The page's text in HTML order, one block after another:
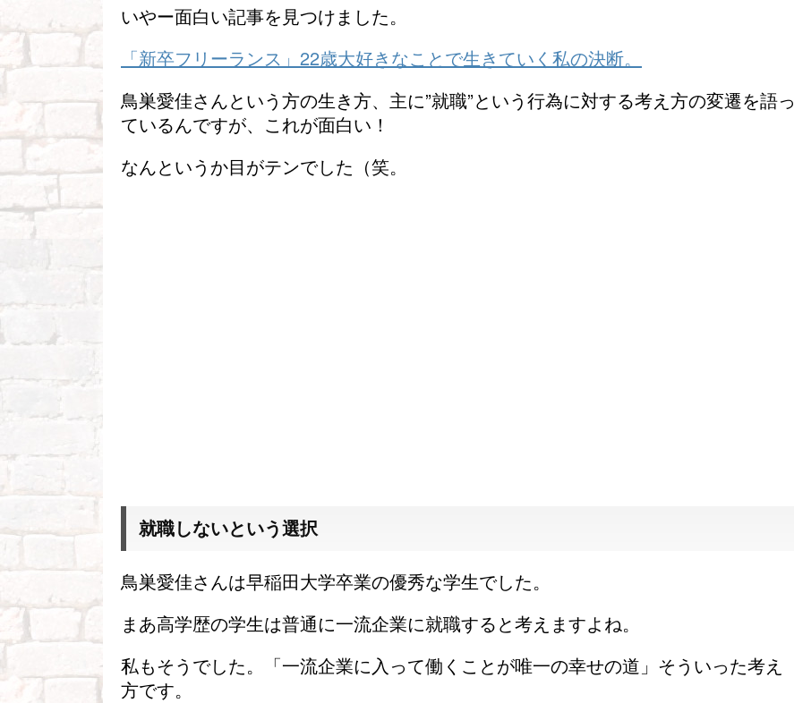
いやー面白い記事を見つけました。
「新卒フリーランス」22歳大好きなことで生きていく私の決断。
鳥巣愛佳さんという方の生き方、主に”就職”という行為に対する考え方の変遷を語っ
ているんですが、これが面白い！
なんというか目がテンでした（笑。
就職しないという選択
鳥巣愛佳さんは早稲田大学卒業の優秀な学生でした。
まあ高学歴の学生は普通に一流企業に就職すると考えますよね。
私もそうでした。「一流企業に入って働くことが唯一の幸せの道」そういった考え
方です。